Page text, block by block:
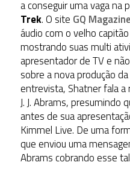
a conseguir uma vaga na
Trek. O site GQ Magazine
áudio com o velho
mostrando suas multi
apresentador de TV e
sobre a nova produção
entrevista, Shatner fala
J. J. Abrams, presumindo
antes de sua
Kimmel Live. De uma
que enviou uma
Abrams cobrando esse